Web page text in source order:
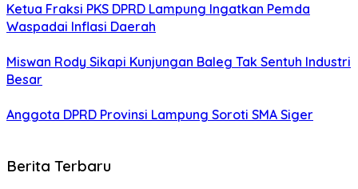
Ketua Fraksi PKS DPRD Lampung Ingatkan Pemda
Waspadai Inflasi Daerah
Miswan Rody Sikapi Kunjungan Baleg Tak Sentuh Industri
Besar
Anggota DPRD Provinsi Lampung Soroti SMA Siger
Berita Terbaru